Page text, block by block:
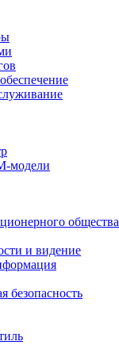
модели
общества
и видение
безопасность